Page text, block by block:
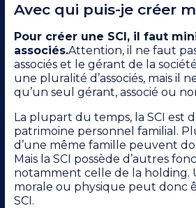
Avec qui puis-je créer
Pour créer une SCI, il faut
associés.Attention, il ne faut
associés et le gérant de la
une pluralité d’associés, mais il
qu’un seul gérant, associé ou
La plupart du temps, la SCI est
patrimoine personnel familial.
d’une même famille peuvent
Mais la SCI possède d’autres
notamment celle de la holding.
morale ou physique peut donc
SCI.